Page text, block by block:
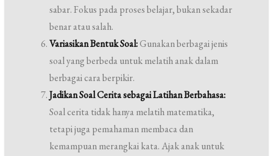
sabar. Fokus pada proses belajar, bukan sekadar
benar atau salah.
Variasikan Bentuk Soal:Gunakan berbagai jenis
soal yang berbeda untuk melatih anak dalam
berbagai cara berpikir.
Jadikan Soal Cerita sebagai Latihan Berbahasa:
Soal cerita tidak hanya melatih matematika,
tetapi juga pemahaman membaca dan
kemampuan merangkai kata. Ajak anak untuk